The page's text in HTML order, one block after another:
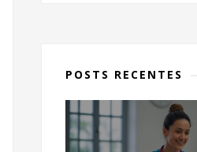
POSTS RECENTES